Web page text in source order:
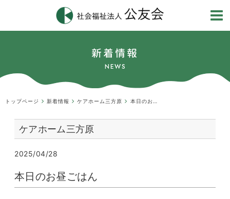
新着情報
NEWS
トップページ 新着情報 ケアホーム三方原
ケアホーム三方原
2025/04/28
本日のお昼ごはん